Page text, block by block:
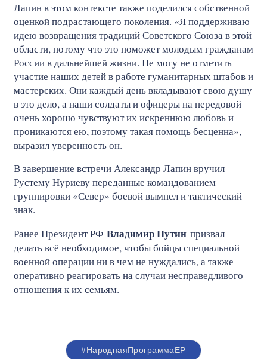
Лапин в этом контексте также поделился собственной
оценкой подрастающего поколения. «Я поддерживаю
идею возвращения традиций Советского Союза в этой
области, потому что это поможет молодым гражданам
России в дальнейшей жизни. Не могу не отметить
участие наших детей в работе гуманитарных штабов и
мастерских. Они каждый день вкладывают свою душу
в это дело, а наши солдаты и офицеры на передовой
очень хорошо чувствуют их искреннюю любовь и
проникаются ею, поэтому такая помощь бесценна», –
выразил уверенность он.
В завершение встречи Александр Лапин вручил
Рустему Нуриеву переданные командованием
группировки «Север» боевой вымпел и тактический
знак.
Ранее Президент РФ Владимир Путин призвал
делать всё необходимое, чтобы бойцы специальной
военной операции ни в чем не нуждались, а также
оперативно реагировать на случаи несправедливого
отношения к их семьям.
#НароднаяПрограммаЕР